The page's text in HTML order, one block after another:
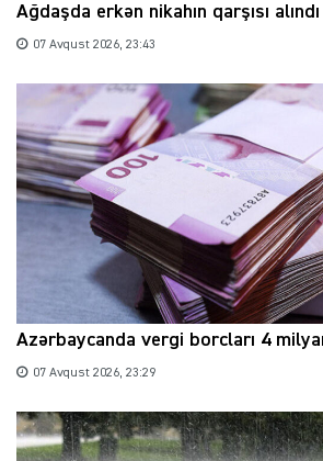
Ağdaşda erkən nikahın qarşısı alındı
07 Avqust 2026, 23:43
Azərbaycanda vergi borcları 4
07 Avqust 2026, 23:29